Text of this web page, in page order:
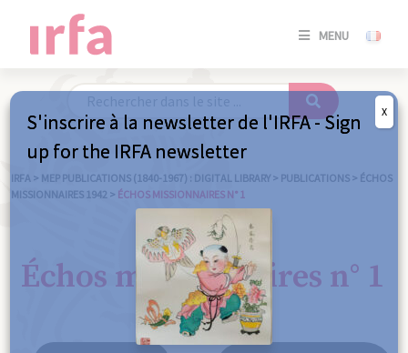
MENU
SE
/
IRFA > MEP PUBLICATIONS (1840-1967) : DIGITAL LIBRARY > PUBLICATIONS > ÉCHOS
MISSIONNAIRES 1942 > ÉCHOS MISSIONNAIRES N° 1
Échos missionnaires n° 1
S'inscrire à la newsletter de l'IRFA - Sign
up for the IRFA newsletter
X